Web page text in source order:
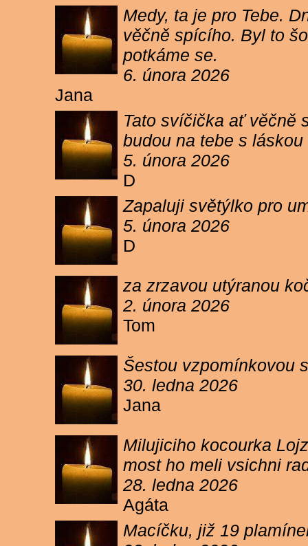
Medy, ta je pro Tebe.
věčně spícího. Byl to
potkáme se.
6. února 2026
Jana
Tato svíčička ať věčně
budou na tebe s
5. února 2026
D
Zapaluji světýlko pro
5. února 2026
D
za zrzavou utýranou
2. února 2026
Tom
Šestou vzpomínkovou
30. ledna 2026
Jana
Milujiciho kocourka
most ho meli vsichni
28. ledna 2026
Agáta
Macíčku, již 19